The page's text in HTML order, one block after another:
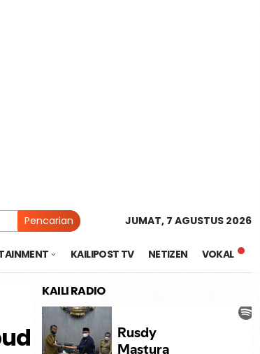
Pencarian JUMAT, 7 AGUSTUS 2026
KAILIPOST TV NETIZEN VOKAL
KAILI RADIO